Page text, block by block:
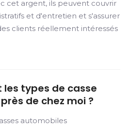
cet argent, ils peuvent couvrir
et d'entretien et s'assurer
clients réellement intéressés
les types de casse
de chez moi ?
automobiles